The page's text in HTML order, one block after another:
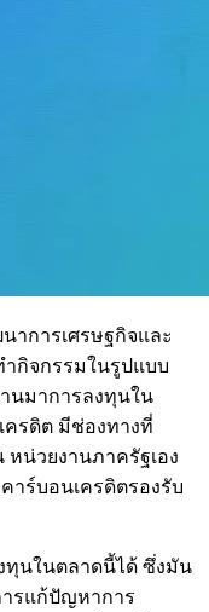
การเศรษฐกิจและ
กิจกรรมในรูปแบบ
นมาการลงทุนใน
รดิต มีช่องทางที่
น่วยงานภาครัฐเอง
าร์บอนเครดิตรองรับ
ทุนในตลาดนี้ได้ ซึ่งมัน
ารแก้ปัญหาการ